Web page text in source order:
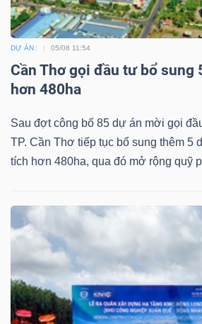
DỰ ÁN 05/08 11:54
Cần Thơ gọi đầu tư bổ sung
hơn 480ha
Sau đợt công bố 85 dự án mời gọi
TP. Cần Thơ tiếp tục bổ sung thêm 5
tích hơn 480ha, qua đó mở rộng quỹ